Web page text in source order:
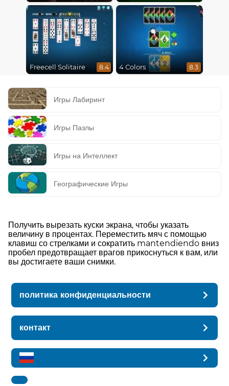
Freecell Solitaire 8.4 4 Colors 8.3
Игры Лабиринт
Игры Пазлы
Игры на Интеллект
Географические Игры
Получить вырезать куски экрана, чтобы указать
величину в процентах. Переместить мяч с помощью
клавиш со стрелками и сократить mantendiendo вниз
пробел предотвращает врагов прикоснуться к вам, или
вы достигаете ваши снимки.
политика конфиденциальности
контакт